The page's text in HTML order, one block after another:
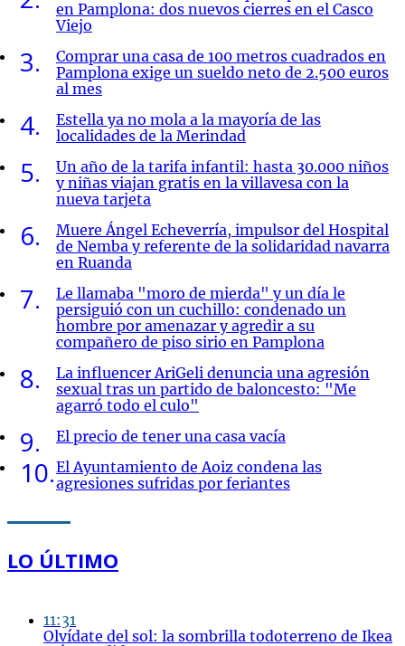
en Pamplona: dos nuevos cierres en el Casco
Viejo
3
Comprar una casa de 100 metros cuadrados en
Pamplona exige un sueldo neto de 2.500 euros
al mes
4
Estella ya no mola a la mayoría de las
localidades de la Merindad
5
Un año de la tarifa infantil: hasta 30.000 niños
y niñas viajan gratis en la villavesa con la
nueva tarjeta
6
Muere Ángel Echeverría, impulsor del Hospital
de Nemba y referente de la solidaridad navarra
en Ruanda
7
Le llamaba "moro de mierda" y un día le
persiguió con un cuchillo: condenado un
hombre por amenazar y agredir a su
compañero de piso sirio en Pamplona
8
La influencer AriGeli denuncia una agresión
sexual tras un partido de baloncesto: "Me
agarró todo el culo"
9 El precio de tener una casa vacía
10 El Ayuntamiento de Aoiz condena las
agresiones sufridas por feriantes
LO ÚLTIMO
11:31
Olvídate del sol: la sombrilla todoterreno de Ikea